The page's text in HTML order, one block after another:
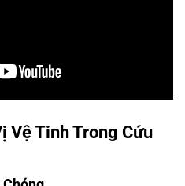
Vệ Tinh Trong Cứu